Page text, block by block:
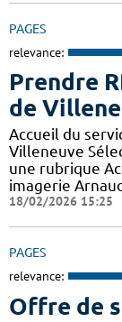
PAGES
relevance:
Prendre
de
Accueil du
Villeneuve
une rubrique
imagerie
18/02/2026 15:25
PAGES
relevance:
Offre de